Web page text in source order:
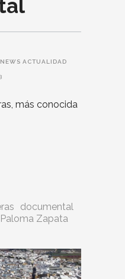
NEWS ACTUALIDAD
más conocida
documental
Paloma Zapata